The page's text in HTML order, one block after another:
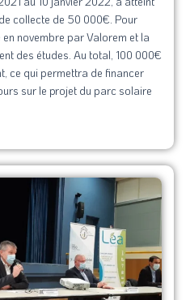
collecte de 50 000€. Pour
novembre par Valorem et la
des études. Au total, 100 000€
ce qui permettra de financer
sur le projet du parc solaire